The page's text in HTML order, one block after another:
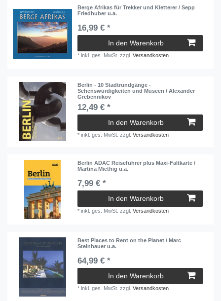
Berge Afrikas für Trekker und Kletterer / Sepp
Friedhuber u.a.
16,99 € *
In den Warenkorb
*inkl. ges. MwSt. zzgl.Versandkosten
Berlin - 10 Stadtrundgänge -
Sehenswürdigkeiten und Museen / Alexander
Grebennikov
12,49 € *
In den Warenkorb
*inkl. ges. MwSt. zzgl.Versandkosten
Berlin ADAC Reiseführer plus Maxi-Faltkarte /
Martina Miethig u.a.
7,99 € *
In den Warenkorb
*inkl. ges. MwSt. zzgl.Versandkosten
Best Places to Rent on the Planet / Marc
Steinhauer u.a.
64,99 € *
In den Warenkorb
*inkl. ges. MwSt. zzgl.Versandkosten